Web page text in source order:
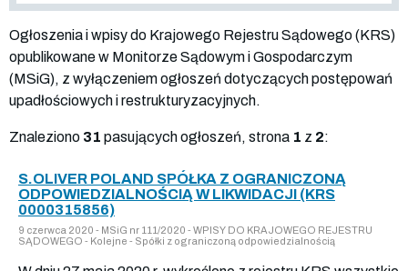
Ogłoszenia i wpisy do Krajowego Rejestru Sądowego (KRS)
opublikowane w Monitorze Sądowym i Gospodarczym
(MSiG), z wyłączeniem ogłoszeń dotyczących postępowań
upadłościowych i restrukturyzacyjnych.
Znaleziono 31 pasujących ogłoszeń, strona 1 z 2:
S.OLIVER POLAND SPÓŁKA Z OGRANICZONĄ
ODPOWIEDZIALNOŚCIĄ W LIKWIDACJI (KRS
0000315856)
9 czerwca 2020 - MSiG nr 111/2020 - WPISY DO KRAJOWEGO REJESTRU
SĄDOWEGO - Kolejne - Spółki z ograniczoną odpowiedzialnością